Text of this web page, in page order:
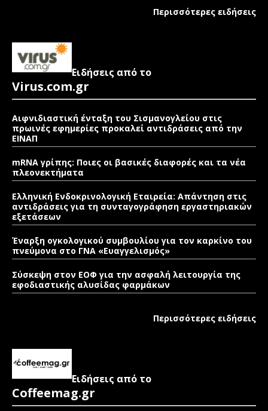
Περισσότερες ειδήσεις
Ειδήσεις από το
Virus.com.gr
Αιφνιδιαστική ένταξη του Σισμανογλείου στις
πρωινές εφημερίες προκαλεί αντιδράσεις από την
ΕΙΝΑΠ
mRNA γρίπης: Ποιες οι βασικές διαφορές και τα νέα
πλεονεκτήματα
Ελληνική Ενδοκρινολογική Εταιρεία: Απάντηση στις
αντιδράσεις για τη συνταγογράφηση εργαστηριακών
εξετάσεων
Έναρξη ογκολογικού συμβουλίου για τον καρκίνο του
πνεύμονα στο ΓΝΑ «Ευαγγελισμός»
Σύσκεψη στον ΕΟΦ για την ασφαλή λειτουργία της
εφοδιαστικής αλυσίδας φαρμάκων
Περισσότερες ειδήσεις
Ειδήσεις από το
Coffeemag.gr